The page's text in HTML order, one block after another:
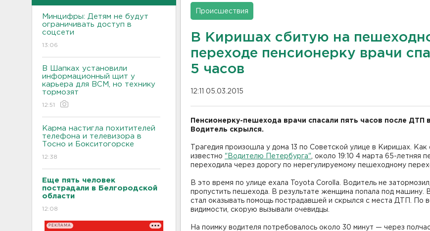
Минцифры: Детям не будут
ограничивать доступ в
соцсети
13:06
В Шапках установили
информационный щит у
карьера для ВСМ, но технику
тормозят
12:51
Карма настигла похитителей
телефона и телевизора в
Тосно и Бокситогорске
12:38
Еще пять человек
пострадали в Белгородской
области
12:08
РЕКЛАМА
Происшествия
В Киришах сбитую на
переходе пенсионерку врачи
5 часов
12:11 05.03.2015
Пенсионерку-пешехода врачи спасали пять часов после ДТП
Водитель скрылся.
Трагедия произошла у дома 13 по Советской улице в Киришах. Как
известно "Водителю Петербурга" , около 19:10 4 марта 65-летняя
переходила через дорогу по нерегулируемому пешеходному
В это время по улице ехала Toyota Corolla. Водитель не
пропустить пешехода. В результате женщина попала под машину.
стал оказывать помощь пострадавшей и скрылся с места ДТП. По
видимости, скорую вызывали очевидцы.
На поимку водителя потребовалось около 30 минут — через